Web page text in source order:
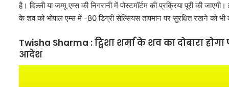
है। दिल्ली या जम्मू एम्स की निगरानी में पोस्टमॉर्टम की प्रक्रिया पूरी की
के शव को भोपाल एम्स में -80 डिग्री सेल्सियस तापमान पर सुरक्षित रखने को भी
Twisha Sharma : ट्विशा शर्मा के शव का दोबारा
आदेश